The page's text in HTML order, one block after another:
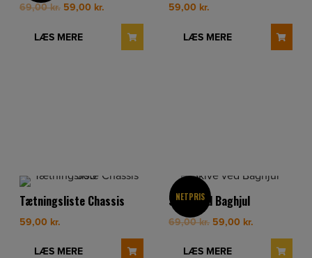
69,00kr. Original
was:
59,00 kr.Current
price
59,00 kr..
LÆS MERE
59,00 kr.
LÆS MERE
Tætningsliste Chassis
59,00 kr.
LÆS MERE
NETPRIS
Skive ved Baghjul
69,00kr. Original
was:
59,00 kr.
price
LÆS MERE